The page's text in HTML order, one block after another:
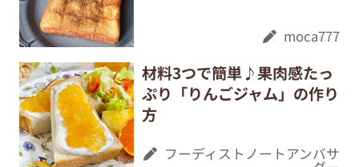
moca777
材料3つで簡単♪果肉感たっ
ぷり「りんごジャム」の作り
方
フーディストノートアンバサ